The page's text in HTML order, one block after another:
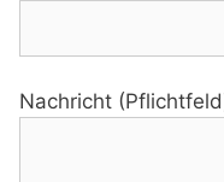
Nachricht